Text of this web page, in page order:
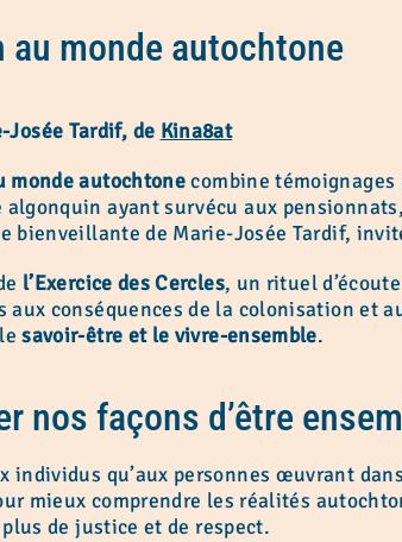
monde autochtone
Tardif, de Kina8at
monde autochtonecombine
ayant survécu aux
bienveillante de Marie-Josée Tardif,
l’Exercice des Cercles, un rituel
aux conséquences de la colonisation et
lesavoir-être et le vivre-ensemble.
nos façons d’être
individus qu’aux personnes œuvrant
mieux comprendre les réalités
de justice et de respect.